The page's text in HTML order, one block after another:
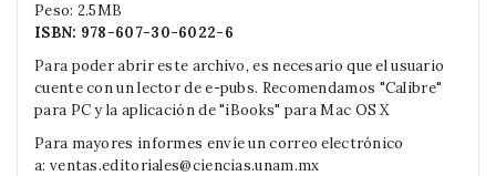
Peso: 2.5MB
ISBN: 978-607-30-6022-6
Para poder abrir este archivo, es necesario que el usuario
cuente con un lector de e-pubs. Recomendamos "Calibre"
para PC y la aplicación de "iBooks" para Mac OS X
Para mayores informes envíe un correo electrónico
a: ventas.editoriales@ciencias.unam.mx